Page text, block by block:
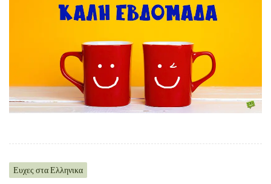
Ευχες στα Ελληνικα